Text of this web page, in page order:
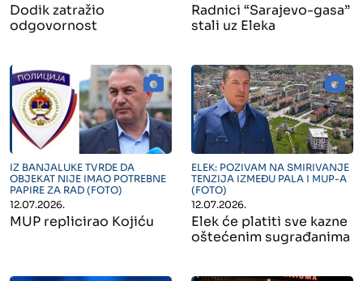
Dodik zatražio
odgovornost
Radnici “Sarajevo-gasa”
stali uz Eleka
" alt="">
IZ BANJALUKE TVRDE DA
OBJEKAT NIJE IMAO POTREBNE
PAPIRE ZA RAD (FOTO)
12.07.2026.
MUP replicirao Kojiću
" alt="">
ELEK: POZIVAM NA SMIRIVANJE
TENZIJA IZMEĐU PALA I MUP-A
(FOTO)
12.07.2026.
Elek će platiti sve kazne
oštećenim sugrađanima